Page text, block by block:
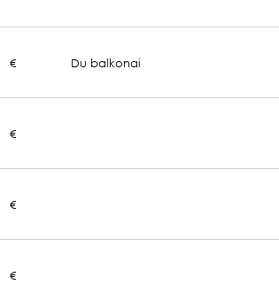
€ Du balkonai
€
€
€